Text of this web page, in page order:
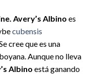
Avery’s Albino es
cubensis
cree que es una
Aunque no lleva
Albino está ganando